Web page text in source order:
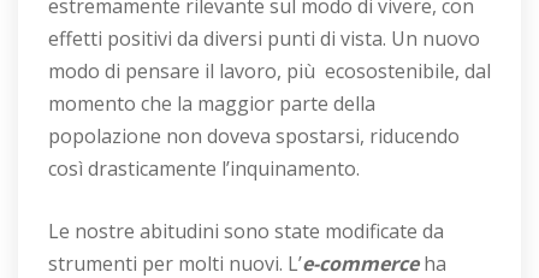
estremamente rilevante sul modo di vivere, con
effetti positivi da diversi punti di vista. Un nuovo
modo di pensare il lavoro, più ecosostenibile, dal
momento che la maggior parte della
popolazione non doveva spostarsi, riducendo
così drasticamente l’inquinamento.
Le nostre abitudini sono state modificate da
strumenti per molti nuovi. L’e-commerceha